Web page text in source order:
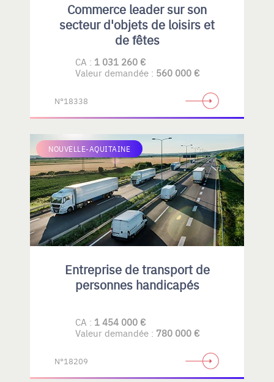
Commerce leader sur son
secteur d'objets de loisirs et
de fêtes
CA : 1 031 260 €
Valeur demandée : 560 000 €
N°18338
NOUVELLE-AQUITAINE
Entreprise de transport de
personnes handicapés
CA : 1 454 000 €
Valeur demandée : 780 000 €
N°18209